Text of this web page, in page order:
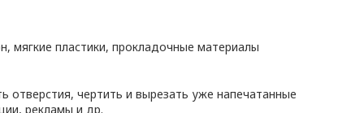
мягкие пластики, прокладочные материалы
отверстия, чертить и вырезать уже напечатанные
рекламы и др.